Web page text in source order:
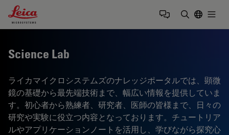
Leica Microsystems Logo
Science Lab
ライカマイクロシステムズのナレッジポータルでは、顕微
鏡の基礎から最先端技術まで、幅広い情報を提供していま
す。初心者から熟練者、研究者、医師の皆様まで、日々の
研究や実験に役立つ内容となっております。チュートリア
ルやアプリケーションノートを活用し、学びながら探究心